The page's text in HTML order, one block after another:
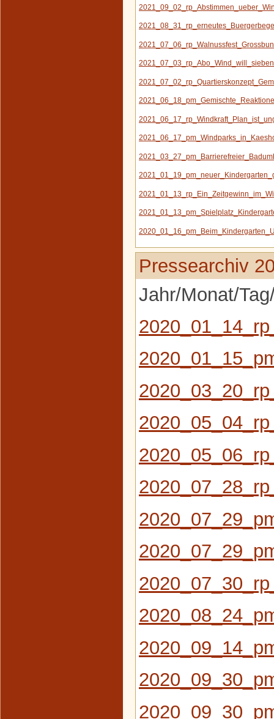
Pressearchiv
Jahr/Monat/